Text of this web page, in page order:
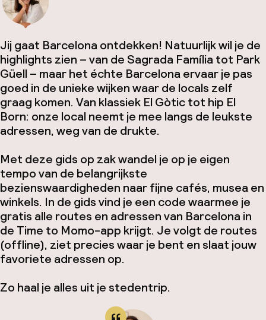
Jij gaat Barcelona ontdekken! Natuurlijk wil je de
highlights zien – van de Sagrada Família tot Park
Güell – maar het échte Barcelona ervaar je pas
goed in de unieke wijken waar de locals zelf
graag komen. Van klassiek El Gòtic tot hip El
Born: onze local neemt je mee langs de leukste
adressen, weg van de drukte.
Met deze gids op zak wandel je op je eigen
tempo van de belangrijkste
bezienswaardigheden naar fijne cafés, musea en
winkels. In de gids vind je een code waarmee je
gratis alle routes en adressen van Barcelona in
de Time to Momo-app krijgt. Je volgt de routes
(offline), ziet precies waar je bent en slaat jouw
favoriete adressen op.
Zo haal je alles uit je stedentrip.